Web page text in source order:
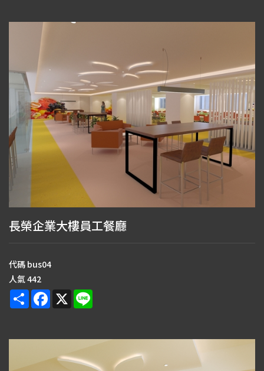
長榮企業大樓員工餐廳
代碼 bus04
人氣442
ShareFacebook
X